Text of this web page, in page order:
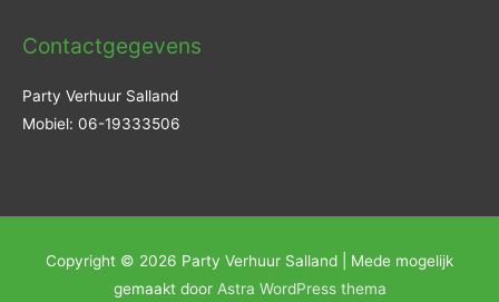
Contactgegevens
Party Verhuur Salland
Mobiel: 06-19333506
Copyright © 2026 Party Verhuur Salland | Mede mogelijk
gemaakt door Astra WordPress thema